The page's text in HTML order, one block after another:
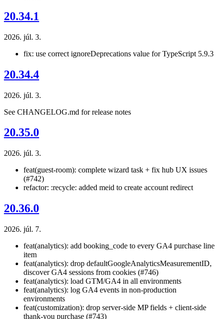
20.34.1
2026. júl. 3.
fix: use correct ignoreDeprecations value for TypeScript 5.9.3
20.34.4
2026. júl. 3.
See CHANGELOG.md for release notes
20.35.0
2026. júl. 3.
feat(guest-room): complete wizard task + fix hub UX issues
(#742)
refactor: :recycle: added meid to create account redirect
20.36.0
2026. júl. 7.
feat(analytics): add booking_code to every GA4 purchase line
item
feat(analytics): drop defaultGoogleAnalyticsMeasurementID,
discover GA4 sessions from cookies (#746)
feat(analytics): load GTM/GA4 in all environments
feat(analytics): log GA4 events in non-production
environments
feat(customization): drop server-side MP fields + client-side
thank-you purchase (#743)